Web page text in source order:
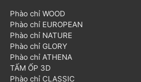
Phào chỉ WOOD
Phào chỉ EUROPEAN
Phào chỉ NATURE
Phào chỉ GLORY
Phào chỉ ATHENA
TẤM ỐP 3D
Phào chỉ CLASSIC